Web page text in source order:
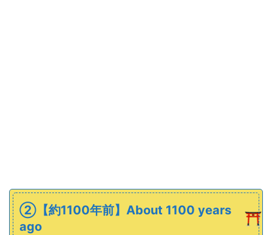
➁【約1100年前】About 1100 years
ago